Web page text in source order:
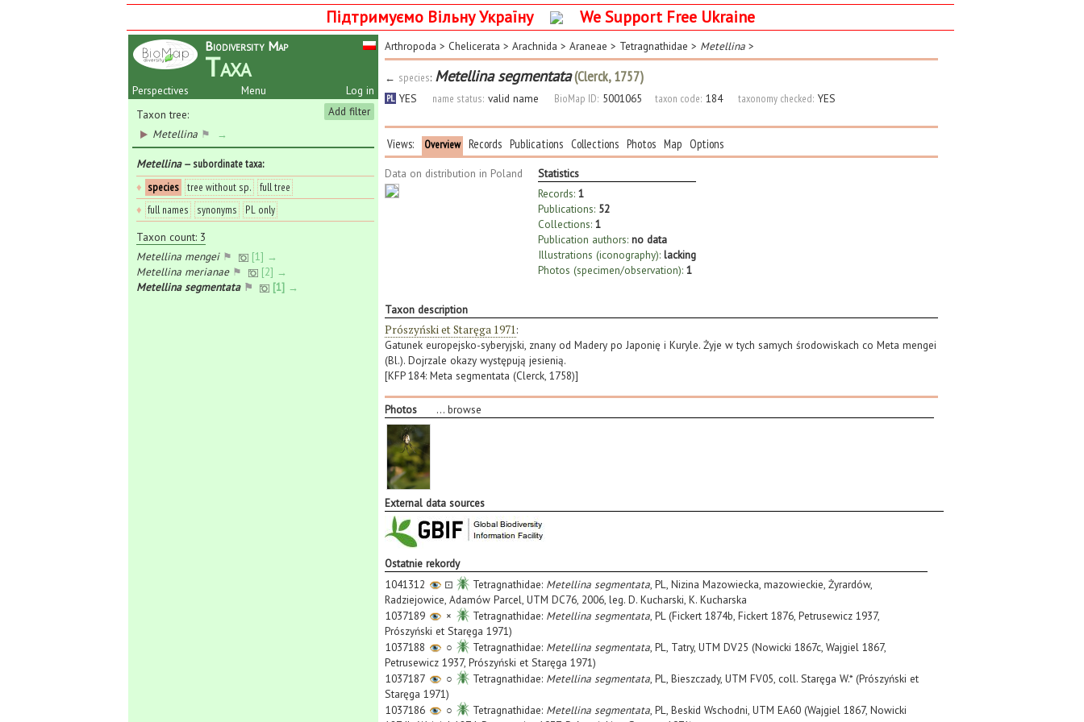
Підтримуємо Вільну Україну We Support Free Ukraine
Biodiversity Map
Taxa
Perspectives Log in
Menu
Add filter
Taxon tree:
Metellina ⚑ →
Metellina— subordinate taxa:
♦ species tree without sp.
full tree
♦ full names synonyms
PL only
Taxon count: 3
Metellina mengei⚑
[1] →
Metellina merianae⚑
[2] →
Metellina segmentata⚑ [1] →
Arthropoda > Chelicerata > Arachnida > Araneae > Tetragnathidae > Metellina >
← species: Metellina segmentata(Clerck, 1757)
PL YES name status: valid name BioMap ID: 5001065 taxon code: 184 taxonomy checked: YES
Views: Overview Records Publications Collections Photos Map Options
Data on distribution in Poland
Statistics
Records: 1
Publications: 52
Collections: 1
Publication authors: no data
Illustrations (iconography): lacking
Photos (specimen/observation): 1
Taxon description
Prószyński et Staręga 1971:
Gatunek europejsko-syberyjski, znany od Madery po Japonię i Kuryle. Żyje w tych samych środowiskach co Meta mengei
(Bl.). Dojrzale okazy występują jesienią.
[KFP 184: Meta segmentata (Clerck, 1758)]
Photos ... browse
External data sources
Ostatnie rekordy
1041312
⊡ Tetragnathidae: Metellina segmentata, PL, Nizina Mazowiecka, mazowieckie, Żyrardów,
Radziejowice, Adamów Parcel, UTM DC76, 2006, leg. D. Kucharski, K. Kucharska
1037189
× Tetragnathidae: Metellina segmentata, PL (Fickert 1874b, Fickert 1876, Petrusewicz 1937,
Prószyński et Staręga 1971)
1037188
○ Tetragnathidae: Metellina segmentata, PL, Tatry, UTM DV25 (Nowicki 1867c, Wajgiel 1867,
Petrusewicz 1937, Prószyński et Staręga 1971)
1037187
○ Tetragnathidae: Metellina segmentata, PL, Bieszczady, UTM FV05, coll. Staręga W.* (Prószyński et
Staręga 1971)
1037186
○ Tetragnathidae: Metellina segmentata, PL, Beskid Wschodni, UTM EA60 (Wajgiel 1867, Nowicki